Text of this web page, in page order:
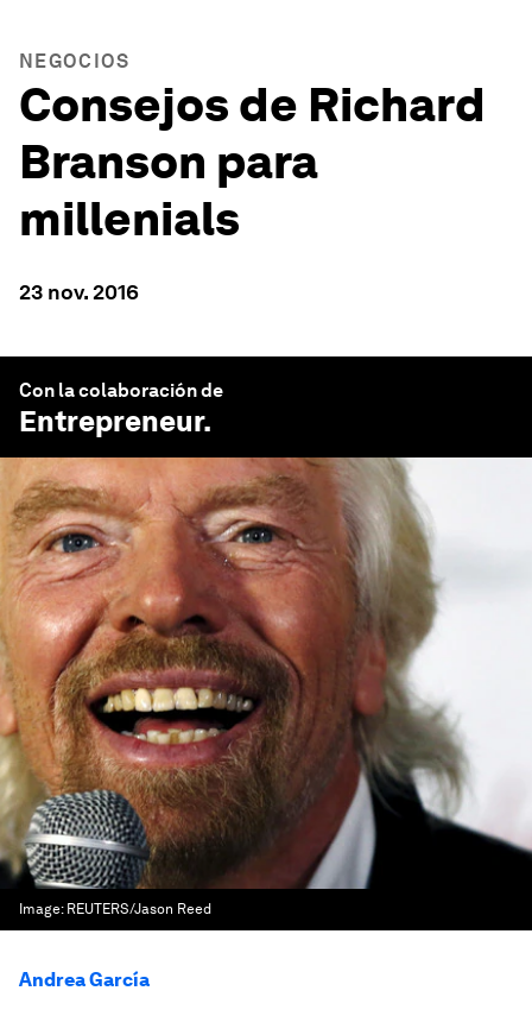
NEGOCIOS
Consejos de Richard
Branson para
millenials
23 nov. 2016
Con la colaboración de
Entrepreneur.
Image: REUTERS/Jason Reed
Andrea García